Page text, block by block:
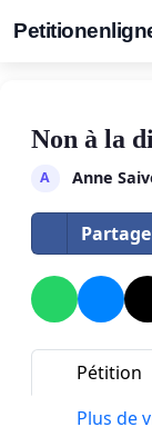
Non à la
A Anne
Pétition
Plus de